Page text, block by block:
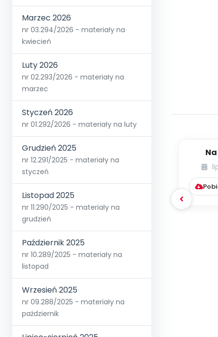
Marzec 2026
nr 03.294/2026 - materiały na
kwiecień
Luty 2026
nr 02.293/2026 - materiały na
marzec
Styczeń 2026
nr 01.292/2026 - materiały na luty
Grudzień 2025
nr 12.291/2025 - materiały na
styczeń
Listopad 2025
nr 11.290/2025 - materiały na
grudzień
Październik 2025
nr 10.289/2025 - materiały na
listopad
Wrzesień 2025
nr 09.288/2025 - materiały na
październik